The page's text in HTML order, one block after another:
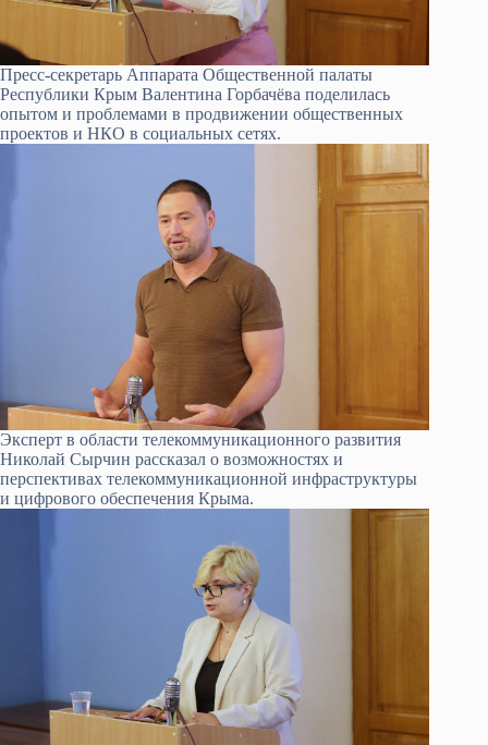
Пресс-секретарь Аппарата Общественной палаты
Республики Крым Валентина Горбачёва поделилась
опытом и проблемами в продвижении общественных
проектов и НКО в социальных сетях.
Эксперт в области телекоммуникационного развития
Николай Сырчин рассказал о возможностях и
перспективах телекоммуникационной инфраструктуры
и цифрового обеспечения Крыма.